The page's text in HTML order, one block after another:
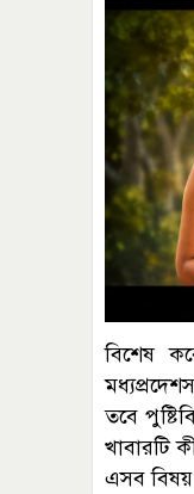
বিশেষ
তবে
খাবারটি
এসব বিষয়